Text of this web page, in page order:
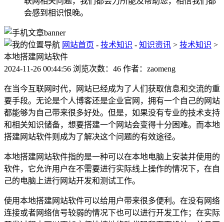
会感到相识恨晚。
网站首页 - 技术知识 - 知识资讯 > 技术知识 >
本地搭建网站软件
2024-11-26 00:44:56 浏览次数：46 作者：zaomeng
在当今互联网时代，网站已经成为了人们获取信息和交流的重
要手段。无论是个人博客还是企业官网，拥有一个自己的网站
都能够为自己带来很多好处。但是，如果没有专业的技术支持
和相关知识储备，想要搭建一个网站会变得十分困难。而本地
搭建网站软件则成为了解决这个问题的有效途径。
本地搭建网站软件指的是一种可以在本地电脑上安装并使用的
软件，它允许用户在不需要进行实际线上操作的情况下，在自
己的电脑上进行网站开发和测试工作。
使用本地搭建网站软件可以给用户带来很多便利。在没有网络
连接或者网络信号较弱的情况下也可以进行开发工作；在实际